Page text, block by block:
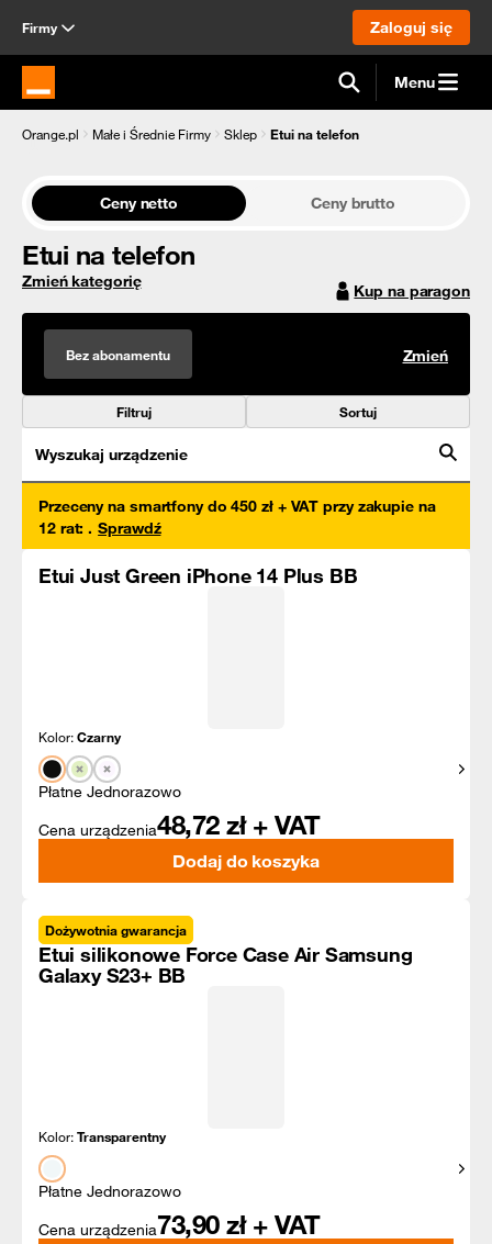
Firmy Zaloguj się
Strona główna Orange.pl Menu
Orange.pl Małe i Średnie Firmy Sklep Etui na telefon
Ceny netto Ceny brutto
Etui na telefon
Zmień kategorię Kup na paragon
Bez abonamentu Zmień
Filtruj Sortuj
Wyszukaj urządzenie
Przeceny na smartfony do 450 zł + VAT przy zakupie na
12 rat: . Sprawdź
Etui Just Green iPhone 14 Plus BB
Kolor:Czarny
Płatne Jednorazowo
Cena urządzenia48,72 zł + VAT
Dodaj do koszyka
Dożywotnia gwarancja
Etui silikonowe Force Case Air Samsung
Galaxy S23+ BB
Kolor:Transparentny
Płatne Jednorazowo
Cena urządzenia73,90 zł + VAT